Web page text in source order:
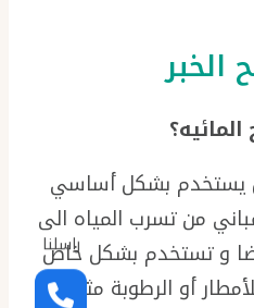
يستخدم بشكل أساسي
من تسرب المياه الى
و تستخدم بشكل خاص
أو الرطوبة مثل
راسلنا